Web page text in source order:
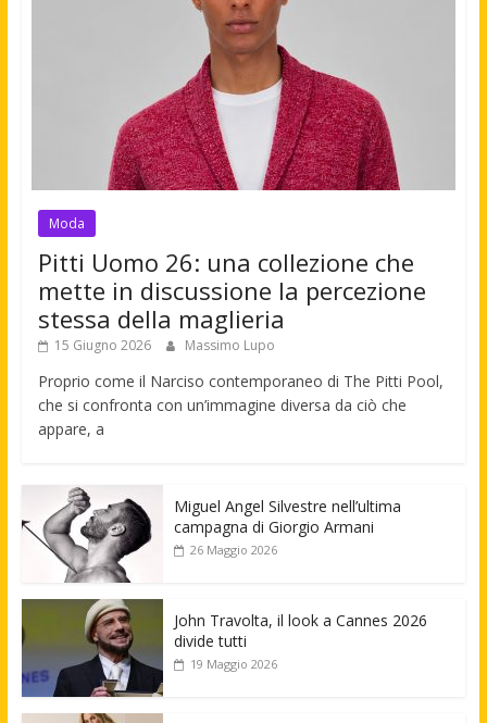
Moda
Pitti Uomo 26: una collezione che
mette in discussione la percezione
stessa della maglieria
15 Giugno 2026 Massimo Lupo
Proprio come il Narciso contemporaneo di The Pitti Pool,
che si confronta con un’immagine diversa da ciò che
appare, a
Miguel Angel Silvestre nell’ultima
campagna di Giorgio Armani
26 Maggio 2026
John Travolta, il look a Cannes 2026
divide tutti
19 Maggio 2026